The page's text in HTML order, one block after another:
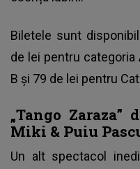
Biletele sunt
de lei pentru categoria
B și 79 de lei pentru
„Tango Zaraza”
Miki & Puiu
Un alt spectacol